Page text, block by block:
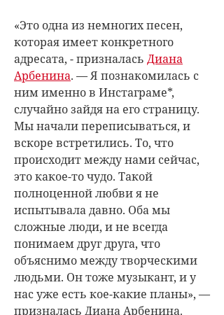
«Это одна из немногих песен,
которая имеет конкретного
адресата, - призналась Диана
Арбенина. — Я познакомилась с
ним именно в Инстаграме*,
случайно зайдя на его страницу.
Мы начали переписываться, и
вскоре встретились. То, что
происходит между нами сейчас,
это какое-то чудо. Такой
полноценной любви я не
испытывала давно. Оба мы
сложные люди, и не всегда
понимаем друг друга, что
объяснимо между творческими
людьми. Он тоже музыкант, и у
нас уже есть кое-какие планы», —
призналась Диана Арбенина.